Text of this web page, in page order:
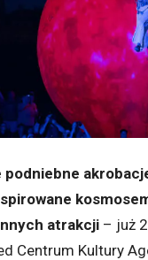
podniebne
atrakcji – już
Centrum Kultury